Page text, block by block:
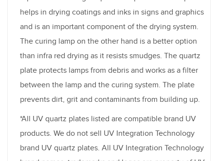
helps in drying coatings and inks in signs and graphics
and is an important component of the drying system.
The curing lamp on the other hand is a better option
than infra red drying as it resists smudges. The quartz
plate protects lamps from debris and works as a filter
between the lamp and the curing system. The plate
prevents dirt, grit and contaminants from building up.
*All UV quartz plates listed are compatible brand UV
products. We do not sell UV Integration Technology
brand UV quartz plates. All UV Integration Technology